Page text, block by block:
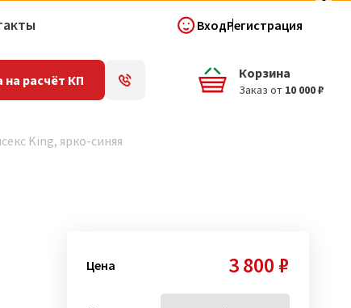
ВходРегистрация
Корзина
Заказ от 10 000 ₽
на расчёт КП
King, ярко-синяя
Цена 3 800 ₽